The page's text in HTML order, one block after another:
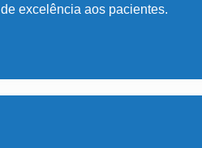
de excelência aos pacientes.